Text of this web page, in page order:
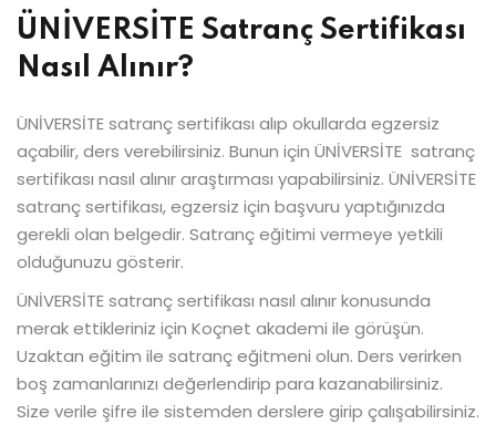
ÜNİVERSİTE Satranç Sertifikası
Nasıl Alınır?
ÜNİVERSİTE satranç sertifikası alıp okullarda egzersiz
açabilir, ders verebilirsiniz. Bunun için ÜNİVERSİTE satranç
sertifikası nasıl alınır araştırması yapabilirsiniz. ÜNİVERSİTE
satranç sertifikası, egzersiz için başvuru yaptığınızda
gerekli olan belgedir. Satranç eğitimi vermeye yetkili
olduğunuzu gösterir.
ÜNİVERSİTE satranç sertifikası nasıl alınır konusunda
merak ettikleriniz için Koçnet akademi ile görüşün.
Uzaktan eğitim ile satranç eğitmeni olun. Ders verirken
boş zamanlarınızı değerlendirip para kazanabilirsiniz.
Size verile şifre ile sistemden derslere girip çalışabilirsiniz.